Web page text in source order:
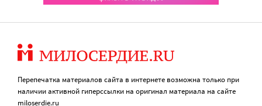
Перепечатка материалов сайта в интернете возможна только при
наличии активной гиперссылки на оригинал материала на сайте
miloserdie.ru